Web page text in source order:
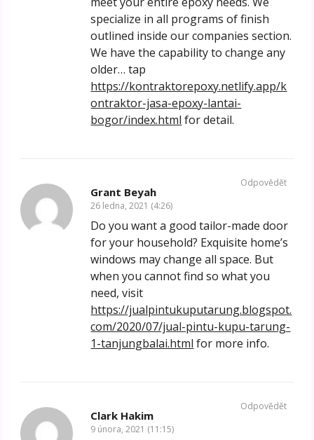
specialize in all programs of finish
outlined inside our companies section.
We have the capability to change any
older… tap
https://kontraktorepoxy.netlify.app/k
ontraktor-jasa-epoxy-lantai-
bogor/index.html for detail.
Grant Beyah
26 ledna, 2021 (4:26)
Do you want a good tailor-made door
for your household? Exquisite home’s
windows may change all space. But
when you cannot find so what you
need, visit
https://jualpintukuputarung.blogspot.
com/2020/07/jual-pintu-kupu-tarung-
1-tanjungbalai.html for more info.
Odpovědět
Clark Hakim
9 února, 2021 (11:15)
Odpovědět